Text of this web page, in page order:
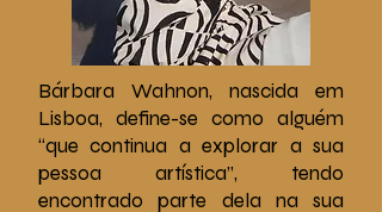
Bárbara Wahnon, nascida em
Lisboa, define-se como alguém
“que continua a explorar a sua
pessoa artística”, tendo
encontrado parte dela na sua